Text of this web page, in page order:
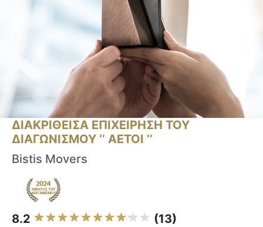
ΔΙΑΚΡΙΘΕΙΣΑ ΕΠΙΧΕΙΡΗΣΗ ΤΟΥ
ΔΙΑΓΩΝΙΣΜΟΥ ‘’ ΑΕΤΟΙ ‘’
Bistis Movers
8.2 (13)